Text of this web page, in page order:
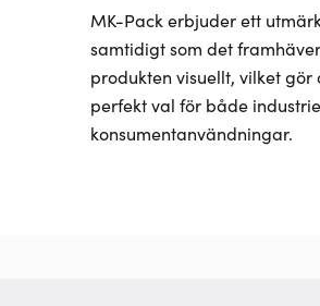
MK-Pack erbjuder ett
samtidigt som det framhäver
produkten visuellt, vilket gör
perfekt val för både
konsumentanvändningar.